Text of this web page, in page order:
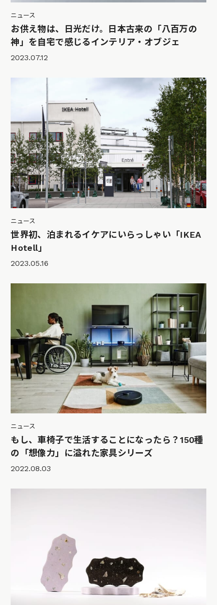
ニュース
お供え物は、日光だけ。日本古来の「八百万の
神」を自宅で感じるインテリア・オブジェ
2023.07.12
ニュース
世界初、泊まれるイケアにいらっしゃい「IKEA
Hotell」
2023.05.16
ニュース
もし、車椅子で生活することになったら？150種
の「想像力」に溢れた家具シリーズ
2022.08.03